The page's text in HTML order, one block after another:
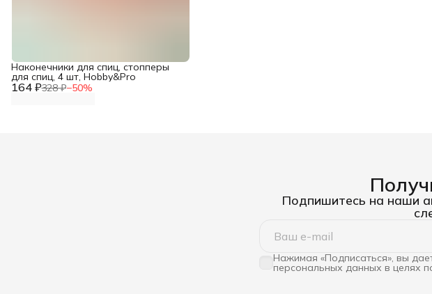
164 ₽328 ₽−50%
Наконечники для спиц, стопперы
для спиц, 4 шт, Hobby&Pro
Подпишитесь на наши
Нажимая «Подписаться», вы
персональных данных в целях